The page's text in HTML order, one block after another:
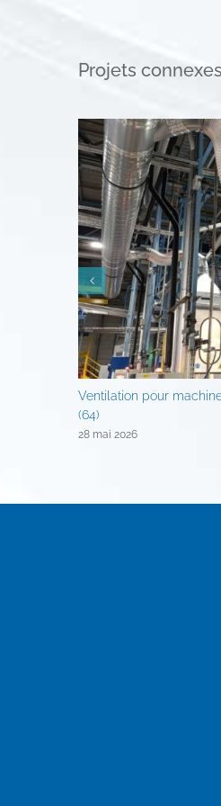
Projets connexes
Ventilation pour
(64)
28 mai 2026